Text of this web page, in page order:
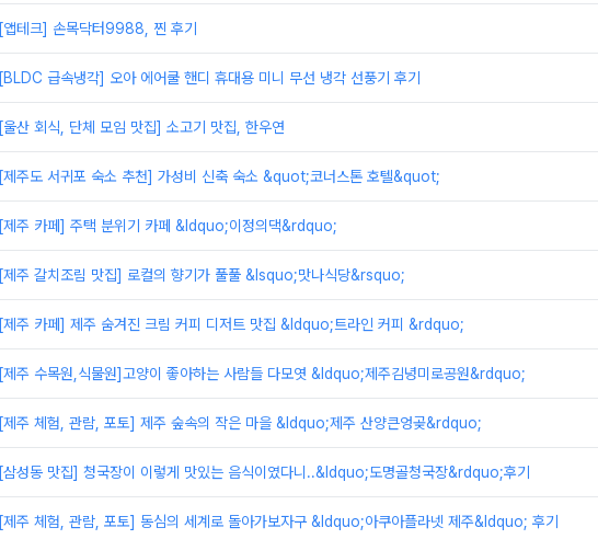
[앱테크] 손목닥터9988, 찐 후기
[BLDC 급속냉각] 오아 에어쿨 핸디 휴대용 미니 무선 냉각 선풍기 후기
[울산 회식, 단체 모임 맛집] 소고기 맛집, 한우연
[제주도 서귀포 숙소 추천] 가성비 신축 숙소 &quot;코너스톤 호텔&quot;
[제주 카페] 주택 분위기 카페 &ldquo;이정의댁&rdquo;
[제주 갈치조림 맛집] 로컬의 향기가 풀풀 &lsquo;맛나식당&rsquo;
[제주 카페] 제주 숨겨진 크림 커피 디저트 맛집 &ldquo;트라인 커피 &rdquo;
[제주 수목원,식물원]고양이 좋아하는 사람들 다모엿 &ldquo;제주김녕미로공원&rdquo;
[제주 체험, 관람, 포토] 제주 숲속의 작은 마을 &ldquo;제주 산양큰엉곶&rdquo;
[삼성동 맛집] 청국장이 이렇게 맛있는 음식이였다니..&ldquo;도명골청국장&rdquo;후기
[제주 체험, 관람, 포토] 동심의 세계로 돌아가보자구 &ldquo;아쿠아플라넷 제주&ldquo; 후기